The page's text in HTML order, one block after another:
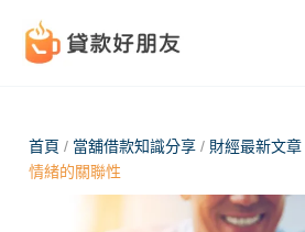
首頁 / 當舖借款知識分享 / 財經最新文章
情緒的關聯性